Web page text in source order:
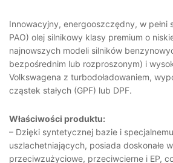
Innowacyjny, energooszczędny, w
PAO) olej silnikowy klasy premium o
najnowszych modeli silników
bezpośrednim lub rozproszonym) i
Volkswagena z turbodoładowaniem,
cząstek stałych (GPF) lub DPF.
Właściwości produktu:
– Dzięki syntetycznej bazie i
uszlachetniających, posiada doskonałe
przeciwzużyciowe, przeciwcierne i EP,